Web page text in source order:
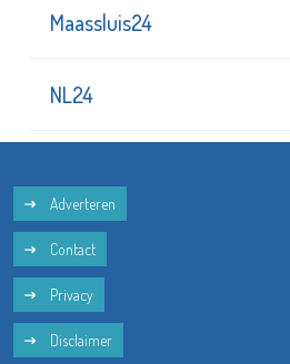
Maassluis24
NL24
Adverteren
Contact
Privacy
Disclaimer